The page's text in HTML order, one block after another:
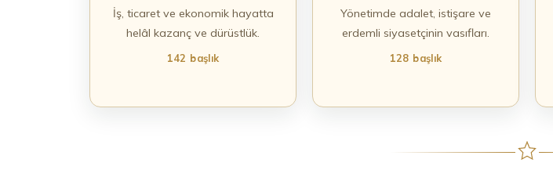
İş, ticaret ve ekonomik hayatta
helâl kazanç ve dürüstlük.
142 başlık
Yönetimde adalet, istişare ve
erdemli siyasetçinin vasıfları.
128 başlık